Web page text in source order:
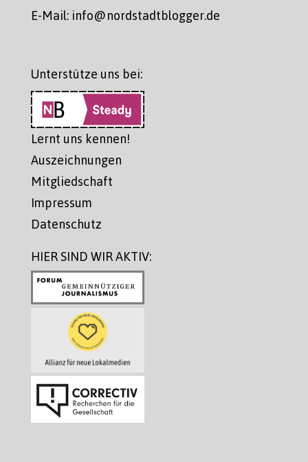
E-Mail: info@nordstadtblogger.de
Unterstütze uns bei:
Lernt uns kennen!
Auszeichnungen
Mitgliedschaft
Impressum
Datenschutz
HIER SIND WIR AKTIV: